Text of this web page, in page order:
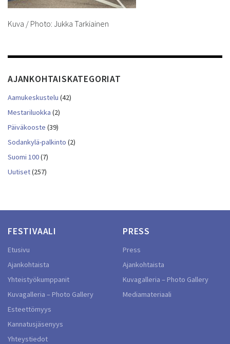
Kuva / Photo: Jukka Tarkiainen
AJANKOHTAISKATEGORIAT
Aamukeskustelu (42)
Mestariluokka (2)
Päiväkooste (39)
Sodankylä-palkinto (2)
Suomi 100(7)
Uutiset(257)
FESTIVAALI
Etusivu
Ajankohtaista
Yhteistyökumppanit
Kuvagalleria – Photo Gallery
Esteettömyys
Kannatusjäsenyys
Yhteystiedot
PRESS
Press
Ajankohtaista
Kuvagalleria – Photo Gallery
Mediamateriaali